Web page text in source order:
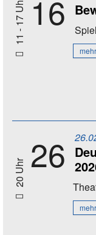
11 - 17 Uhr 16 Spiel
mehr
20 Uhr 26
mehr